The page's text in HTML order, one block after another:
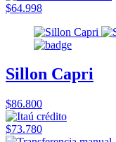
$64.998
Sillon Capri
$86.800
$73.780